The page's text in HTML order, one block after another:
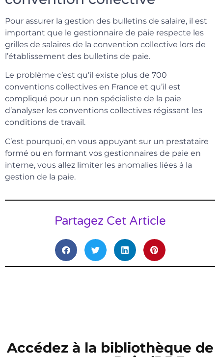
Pour assurer la gestion des bulletins de salaire, il est
important que le gestionnaire de paie respecte les
grilles de salaires de la convention collective lors de
l’établissement des bulletins de paie.
Le problème c’est qu’il existe plus de 700
conventions collectives en France et qu’il est
compliqué pour un non spécialiste de la paie
d’analyser les conventions collectives régissant les
conditions de travail.
C’est pourquoi, en vous appuyant sur un prestataire
formé ou en formant vos gestionnaires de paie en
interne, vous allez limiter les anomalies liées à la
gestion de la paie.
Partagez Cet Article
Accédez à la bibliothèque de